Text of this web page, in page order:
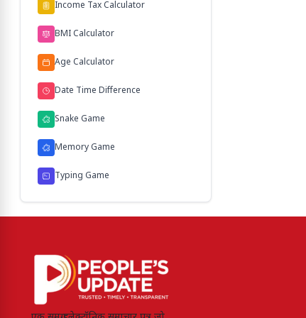
Income Tax Calculator
BMI Calculator
Age Calculator
Date Time Difference
Snake Game
Memory Game
Typing Game